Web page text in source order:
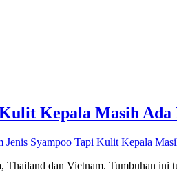
Kepala Masih
Jenis Syampoo Tapi Kulit Kepala
dan Vietnam. Tumbuhan